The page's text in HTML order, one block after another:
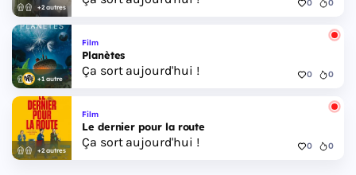
+2 autres 0 0
+1 autre
Film
Planètes
Ça sort aujourd'hui ! 0 0
+2 autres
Film
Le dernier pour la route
Ça sort aujourd'hui ! 0 0